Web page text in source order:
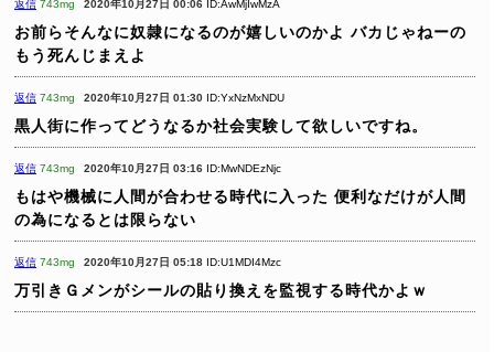
返信 743mg 2020年10月27日 00:06 ID:AwMjIwMzA
お前らそんなに奴隷になるのが嬉しいのかよ バカじゃねーの
もう死んじまえよ
返信 743mg 2020年10月27日 01:30 ID:YxNzMxNDU
黒人街に作ってどうなるか社会実験して欲しいですね。
返信 743mg 2020年10月27日 03:16 ID:MwNDEzNjc
もはや機械に人間が合わせる時代に入った 便利なだけが人間
の為になるとは限らない
返信 743mg 2020年10月27日 05:18 ID:U1MDI4Mzc
万引きＧメンがシールの貼り換えを監視する時代かよｗ